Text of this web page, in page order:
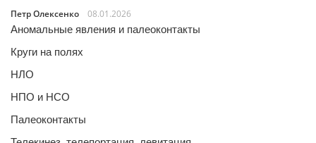
Петр Олексенко
08.01.2026
Аномальные явления и палеоконтакты
Круги на полях
НЛО
НПО и НСО
Палеоконтакты